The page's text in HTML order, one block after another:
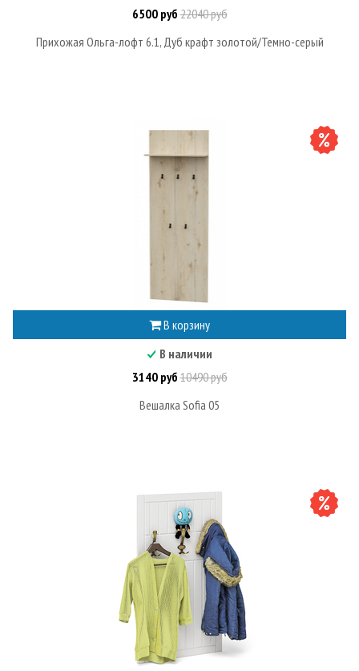
6500 руб22040 руб
Прихожая Ольга-лофт 6.1, Дуб крафт золотой/Темно-серый
В корзину
В наличии
3140 руб10490 руб
Вешалка Sofia 05